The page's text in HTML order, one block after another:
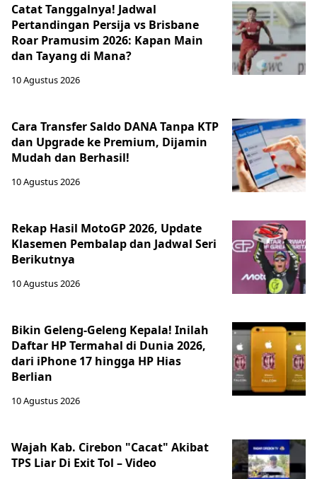
Catat Tanggalnya! Jadwal
Pertandingan Persija vs Brisbane
Roar Pramusim 2026: Kapan Main
dan Tayang di Mana?
10 Agustus 2026
Cara Transfer Saldo DANA Tanpa KTP
dan Upgrade ke Premium, Dijamin
Mudah dan Berhasil!
10 Agustus 2026
Rekap Hasil MotoGP 2026, Update
Klasemen Pembalap dan Jadwal Seri
Berikutnya
10 Agustus 2026
Bikin Geleng-Geleng Kepala! Inilah
Daftar HP Termahal di Dunia 2026,
dari iPhone 17 hingga HP Hias
Berlian
10 Agustus 2026
Wajah Kab. Cirebon "Cacat" Akibat
TPS Liar Di Exit Tol – Video